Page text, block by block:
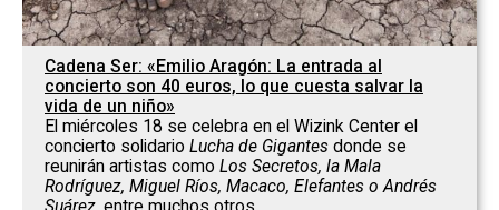
Cadena Ser: «Emilio Aragón: La entrada al
concierto son 40 euros, lo que cuesta salvar la
vida de un niño»
El miércoles 18 se celebra en el Wizink Center el
concierto solidario Lucha de Gigantes donde se
reunirán artistas como Los Secretos, la Mala
Rodríguez, Miguel Ríos, Macaco, Elefantes o Andrés